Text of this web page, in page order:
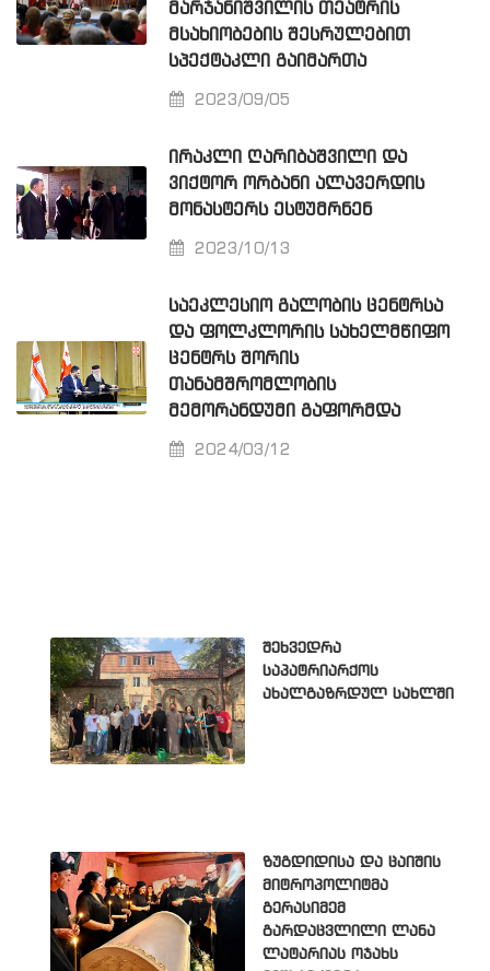
ᲛᲐᲠᲯᲐᲜᲘᲨᲕᲘᲚᲘᲡ ᲗᲔᲐᲢᲠᲘᲡ
ᲛᲡᲐᲮᲘᲝᲑᲔᲑᲘᲡ ᲨᲔᲡᲠᲣᲚᲔᲑᲘᲗ
ᲡᲞᲔᲥᲢᲐᲙᲚᲘ ᲒᲐᲘᲛᲐᲠᲗᲐ
2023/09/05
ᲘᲠᲐᲙᲚᲘ ᲦᲐᲠᲘᲑᲐᲨᲕᲘᲚᲘ ᲓᲐ
ᲕᲘᲥᲢᲝᲠ ᲝᲠᲑᲐᲜᲘ ᲐᲚᲐᲕᲔᲠᲓᲘᲡ
ᲛᲝᲜᲐᲡᲢᲔᲠᲡ ᲔᲡᲢᲣᲛᲠᲜᲔᲜ
2023/10/13
ᲡᲐᲔᲙᲚᲔᲡᲘᲝ ᲒᲐᲚᲝᲑᲘᲡ ᲪᲔᲜᲢᲠᲡᲐ
ᲓᲐ ᲤᲝᲚᲙᲚᲝᲠᲘᲡ ᲡᲐᲮᲔᲚᲛᲬᲘᲤᲝ
ᲪᲔᲜᲢᲠᲡ ᲨᲝᲠᲘᲡ
ᲗᲐᲜᲐᲛᲨᲠᲝᲛᲚᲝᲑᲘᲡ
ᲛᲔᲛᲝᲠᲐᲜᲓᲣᲛᲘ ᲒᲐᲤᲝᲠᲛᲓᲐ
2024/03/12
შეხვედრა
საპატრიარქოს
ახალგაზრდულ სახლში
ზუგდიდისა და ცაიშის
მიტროპოლიტმა
გერასიმემ
გარდაცვლილი ლანა
ლატარიას ოჯახს